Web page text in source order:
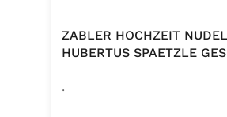
ZABLER HOCHZEIT
HUBERTUS SPAETZLE
.